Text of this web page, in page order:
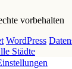
vorbehalten
WordPress
Städte